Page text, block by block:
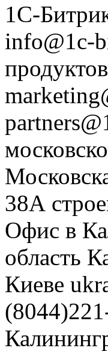
1С-
info@1c-
продуктов
38А
Офис в
область
Киеве